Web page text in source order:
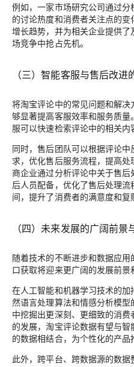
例如，一家市场研究公司通过
的讨论热度和消费者关注点的
增长趋势，并为相关企业提供
场竞争中抢占先机。
（三）智能客服与售后改进
将淘宝评论中的常见问题和解
够显著提高客服效率和服务质
服可以快速检索评论中的相关内
同时，售后团队可以根据评论
求，优化售后服务流程，提高
商企业通过分析评论中关于售
后人员配备，优化了售后处理
间，提升了消费者的满意度和复
（四）未来发展的广阔前景
随着技术的不断进步和数据应
口获取将迎来更广阔的发展前景
在人工智能和机器学习技术的
然语言处理算法和情感分析模
中挖掘出更深刻、更细致的消
的发展，淘宝评论数据有望与
的数据相结合，为个性化的产品
此外，跨平台、跨数据源的数